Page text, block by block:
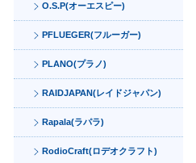
O.S.P(オーエスピー)
PFLUEGER(フルーガー)
PLANO(プラノ)
RAIDJAPAN(レイドジャパン)
Rapala(ラパラ)
RodioCraft(ロデオクラフト)